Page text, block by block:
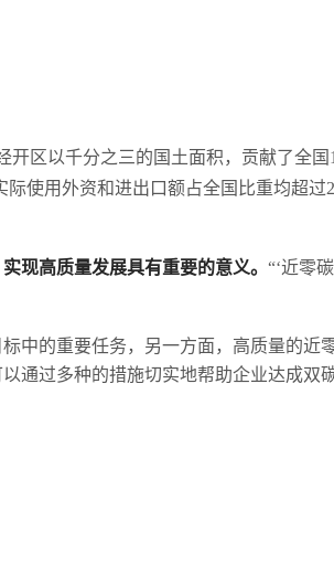
区以千分之三的国土面积，贡献了全
使用外资和进出口额占全国比重均超
现高质量发展具有重要的意义。 “‘近零
中的重要任务，另一方面，高质量的近
通过多种的措施切实地帮助企业达成双